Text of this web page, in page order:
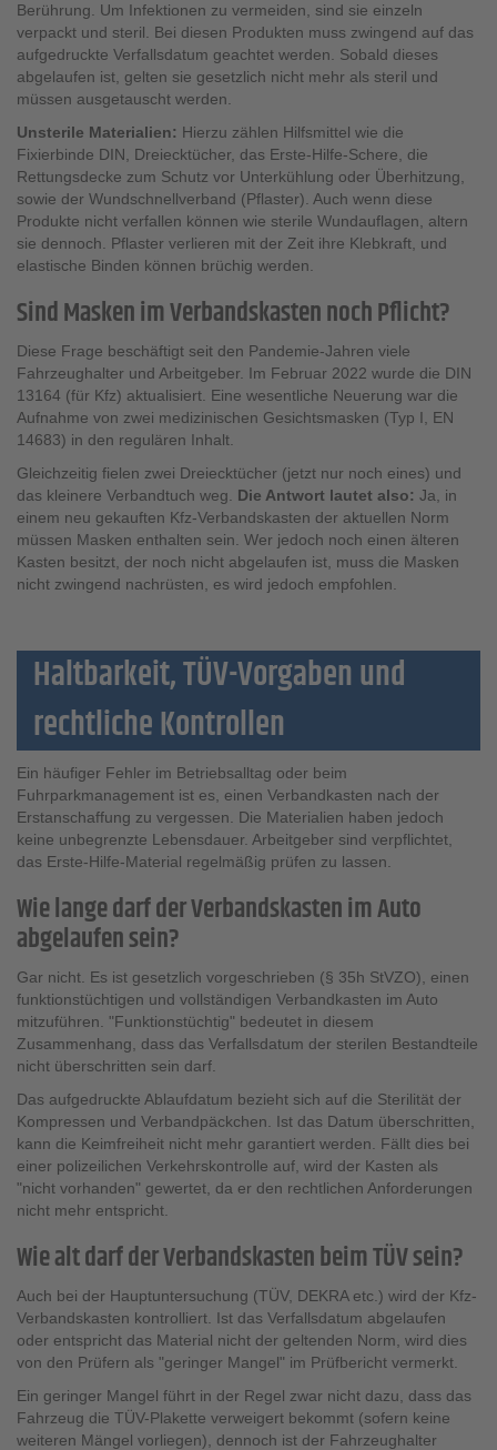
Berührung. Um Infektionen zu vermeiden, sind sie einzeln
verpackt und steril. Bei diesen Produkten muss zwingend auf das
aufgedruckte Verfallsdatum geachtet werden. Sobald dieses
abgelaufen ist, gelten sie gesetzlich nicht mehr als steril und
müssen ausgetauscht werden.
Unsterile Materialien: Hierzu zählen Hilfsmittel wie die
Fixierbinde DIN, Dreiecktücher, das Erste-Hilfe-Schere, die
Rettungsdecke zum Schutz vor Unterkühlung oder Überhitzung,
sowie der Wundschnellverband (Pflaster). Auch wenn diese
Produkte nicht verfallen können wie sterile Wundauflagen, altern
sie dennoch. Pflaster verlieren mit der Zeit ihre Klebkraft, und
elastische Binden können brüchig werden.
Sind Masken im Verbandskasten noch Pflicht?
Diese Frage beschäftigt seit den Pandemie-Jahren viele
Fahrzeughalter und Arbeitgeber. Im Februar 2022 wurde die DIN
13164 (für Kfz) aktualisiert. Eine wesentliche Neuerung war die
Aufnahme von zwei medizinischen Gesichtsmasken (Typ I, EN
14683) in den regulären Inhalt.
Gleichzeitig fielen zwei Dreiecktücher (jetzt nur noch eines) und
das kleinere Verbandtuch weg. Die Antwort lautet also: Ja, in
einem neu gekauften Kfz-Verbandskasten der aktuellen Norm
müssen Masken enthalten sein. Wer jedoch noch einen älteren
Kasten besitzt, der noch nicht abgelaufen ist, muss die Masken
nicht zwingend nachrüsten, es wird jedoch empfohlen.
Haltbarkeit, TÜV-Vorgaben und
rechtliche Kontrollen
Ein häufiger Fehler im Betriebsalltag oder beim
Fuhrparkmanagement ist es, einen Verbandkasten nach der
Erstanschaffung zu vergessen. Die Materialien haben jedoch
keine unbegrenzte Lebensdauer. Arbeitgeber sind verpflichtet,
das Erste-Hilfe-Material regelmäßig prüfen zu lassen.
Wie lange darf der Verbandskasten im Auto
abgelaufen sein?
Gar nicht. Es ist gesetzlich vorgeschrieben (§ 35h StVZO), einen
funktionstüchtigen und vollständigen Verbandkasten im Auto
mitzuführen. "Funktionstüchtig" bedeutet in diesem
Zusammenhang, dass das Verfallsdatum der sterilen Bestandteile
nicht überschritten sein darf.
Das aufgedruckte Ablaufdatum bezieht sich auf die Sterilität der
Kompressen und Verbandpäckchen. Ist das Datum überschritten,
kann die Keimfreiheit nicht mehr garantiert werden. Fällt dies bei
einer polizeilichen Verkehrskontrolle auf, wird der Kasten als
"nicht vorhanden" gewertet, da er den rechtlichen Anforderungen
nicht mehr entspricht.
Wie alt darf der Verbandskasten beim TÜV sein?
Auch bei der Hauptuntersuchung (TÜV, DEKRA etc.) wird der Kfz-
Verbandskasten kontrolliert. Ist das Verfallsdatum abgelaufen
oder entspricht das Material nicht der geltenden Norm, wird dies
von den Prüfern als "geringer Mangel" im Prüfbericht vermerkt.
Ein geringer Mangel führt in der Regel zwar nicht dazu, dass das
Fahrzeug die TÜV-Plakette verweigert bekommt (sofern keine
weiteren Mängel vorliegen), dennoch ist der Fahrzeughalter